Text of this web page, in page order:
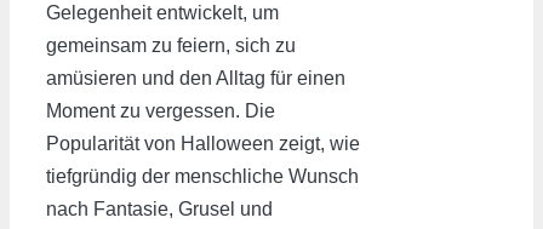
Gelegenheit entwickelt, um
gemeinsam zu feiern, sich zu
amüsieren und den Alltag für einen
Moment zu vergessen. Die
Popularität von Halloween zeigt, wie
tiefgründig der menschliche Wunsch
nach Fantasie, Grusel und